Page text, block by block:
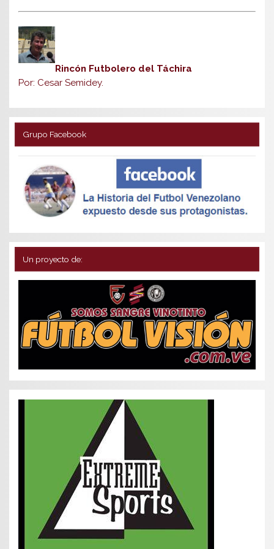
Rincón Futbolero del Táchira
Por: Cesar Semidey.
Grupo Facebook
Un proyecto de: